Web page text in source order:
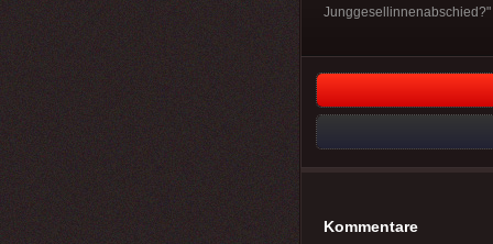
Junggesellinnenabschied?"
Kommentare